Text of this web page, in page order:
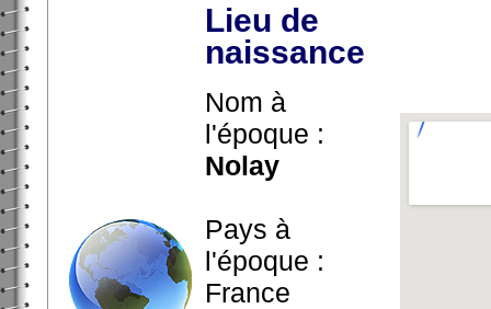
Lieu de
naissance
Nom à
l'époque :
Nolay
Pays à
l'époque :
France